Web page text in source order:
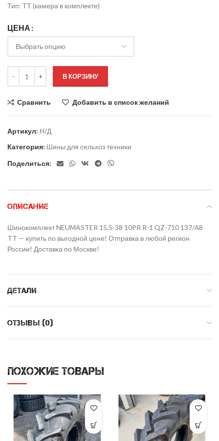
Тип: ТТ (камера в комплекте)
ЦЕНА
В КОРЗИНУ
Сравнить Добавить в список желаний
Артикул: Н/Д
Категория: Шины для сельхоз техники
Поделиться:
ОПИСАНИЕ
Шинокомплект NEUMASTER 15.5-38 10PR R-1 QZ-710 137/А8
TT — купить по выгодной цене! Отправка в любой регион
России! Доставка по Москве!
ДЕТАЛИ
ОТЗЫВЫ (0)
ПОХОЖИЕ ТОВАРЫ